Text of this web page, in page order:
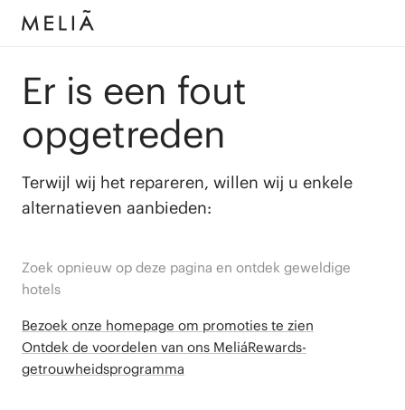
Er is een fout
opgetreden
Terwijl wij het repareren, willen wij u enkele
alternatieven aanbieden:
Zoek opnieuw op deze pagina en ontdek geweldige
hotels
Bezoek onze homepage om promoties te zien
Ontdek de voordelen van ons MeliáRewards-
getrouwheidsprogramma